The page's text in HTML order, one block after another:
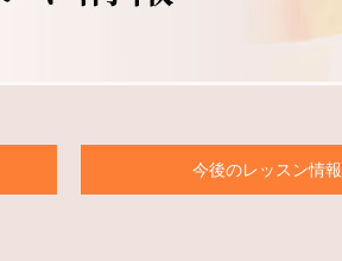
今後のレッスン情報